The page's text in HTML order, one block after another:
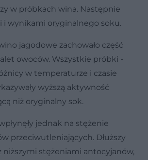
w próbkach wina. Następnie
i wynikami oryginalnego soku.
jagodowe zachowało część
owoców. Wszystkie próbki -
w temperaturze i czasie
wyższą aktywność
niż oryginalny sok.
jednak na stężenie
przeciwutleniających. Dłuższy
niższymi stężeniami antocyjanów,